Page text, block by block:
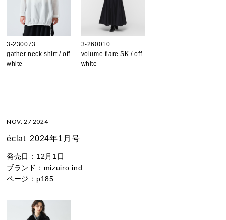
3-230073
gather neck shirt / off
white
3-260010
volume flare SK / off
white
NOV. 27 2024
éclat 2024年1月号
発売日： 12月1日
ブランド： mizuiro ind
ページ： p185